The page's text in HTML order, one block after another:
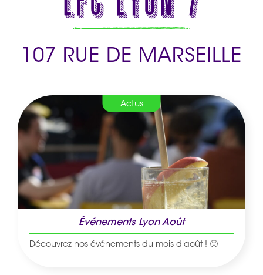
107 RUE DE MARSEILLE
Actus
Événements Lyon Août
Découvrez nos événements du mois d'août ! 🙂